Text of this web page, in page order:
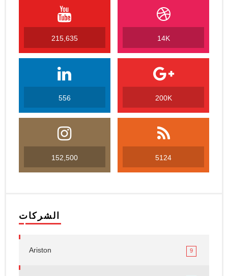
215,635 14K
556 200K
152,500 5124
الشركات
Ariston 9